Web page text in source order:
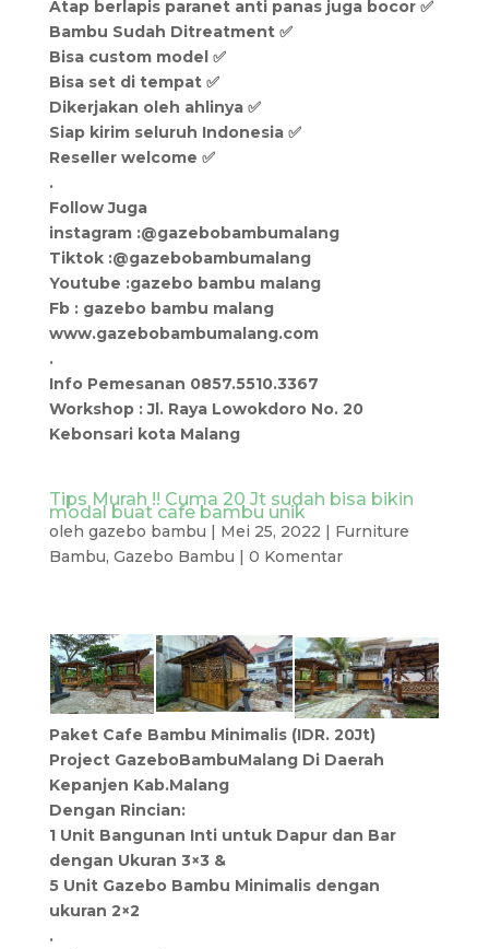
Atap berlapis paranet anti panas juga bocor ✅
Bambu Sudah Ditreatment ✅
Bisa custom model ✅
Bisa set di tempat ✅
Dikerjakan oleh ahlinya ✅
Siap kirim seluruh Indonesia ✅
Reseller welcome ✅
.
Follow Juga
instagram :@gazebobambumalang
Tiktok :@gazebobambumalang
Youtube :gazebo bambu malang
Fb : gazebo bambu malang
www.gazebobambumalang.com
.
Info Pemesanan 0857.5510.3367
Workshop : Jl. Raya Lowokdoro No. 20
Kebonsari kota Malang
Tips Murah !! Cuma 20 Jt sudah bisa bikin
modal buat cafe bambu unik
oleh gazebo bambu | Mei 25, 2022 | Furniture
Bambu, Gazebo Bambu | 0 Komentar
Paket Cafe Bambu Minimalis (IDR. 20Jt)
Project GazeboBambuMalang Di Daerah
Kepanjen Kab.Malang
Dengan Rincian:
1 Unit Bangunan Inti untuk Dapur dan Bar
dengan Ukuran 3×3 &
5 Unit Gazebo Bambu Minimalis dengan
ukuran 2×2
.